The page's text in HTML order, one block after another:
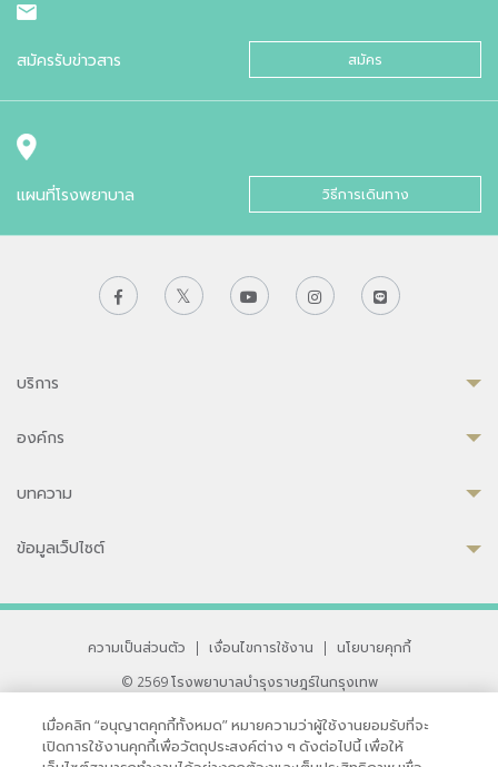
สมัครรับข่าวสาร สมัคร
แผนที่โรงพยาบาล วิธีการเดินทาง
บริการ
องค์กร
บทความ
ข้อมูลเว็ปไซต์
ความเป็นส่วนตัว | เงื่อนไขการใช้งาน |
นโยบายคุกกี้
© 2569 โรงพยาบาลบำรุงราษฎร์ในกรุงเทพ
33 สุขุมวิท ซอย 3 เขตวัฒนา กรุงเทพ 10110 ประเทศไทย
หากท่านมีข้อคิดเห็นหรือปัญหาในการใช้เว็บไซต์ของเรา
เมื่อคลิก “อนุญาตคุกกี้ทั้งหมด” หมายความว่าผู้ใช้งานยอมรับที่จะ
เปิดการใช้งานคุกกี้เพื่อวัตถุประสงค์ต่าง ๆ ดังต่อไปนี้ เพื่อให้